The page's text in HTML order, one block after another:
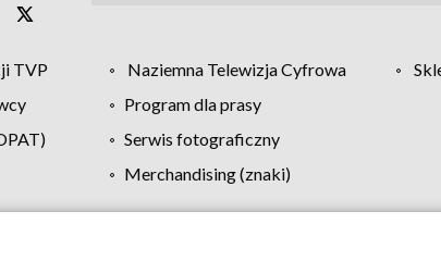
TVP Naziemna Telewizja Cyfrowa
Program dla prasy
Serwis fotograficzny
Merchandising (znaki)